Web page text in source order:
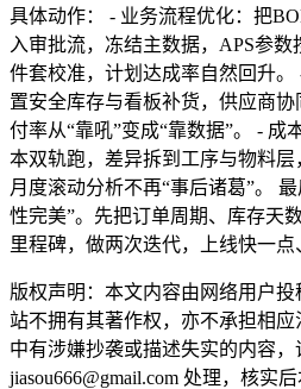
具体动作： - 业务流程优化：把
入审批流，冻结主数据，APS参数
件套校准，计划达成率自然回升
置安全库存与看板补货，供应商
付率从“靠吼”变成“靠数据”。 - 成
本双轨跑，差异拆到工序与物料
月度滚动分析不再“事后诸葛”。
性完美”。先把订单周期、库存天
里程碑，做两次迭代，上线快一点
版权声明：本文内容由网络用户
站不拥有其著作权，亦不承担相
中有涉嫌抄袭或描述失实的内容，
jiasou666@gmail.com 处理，核实